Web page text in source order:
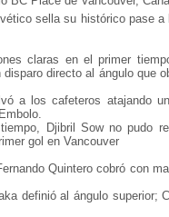
sella su histórico pase
claras en el primer
directo al ángulo que
a los cafeteros atajando
Djibril Sow no pudo
gol en Vancouver
Quintero cobró con
definió al ángulo superior;